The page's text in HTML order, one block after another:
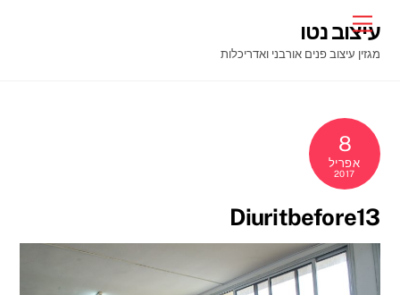
content
Menu
עיצוב נטו
מגזין עיצוב פנים אורבני ואדריכלות
8
אפריל
2017
Diuritbefore13